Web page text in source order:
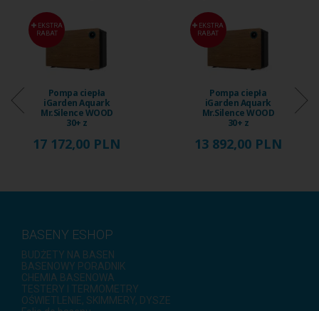
EKSTRA
RABAT
Pompa ciepła
iGarden Aquark
Mr.Silence WOOD
30+ z
kW, ...
17 172,00 PLN
EKSTRA
RABAT
Pompa ciepła
iGarden Aquark
Mr.Silence WOOD
30+ z
kW, ...
13 892,00 PLN
BASENY ESHOP
BUDŻETY NA BASEN
BASENOWY PORADNIK
CHEMIA BASENOWA
TESTERY I TERMOMETRY
OŚWIETLENIE, SKIMMERY, DYSZE